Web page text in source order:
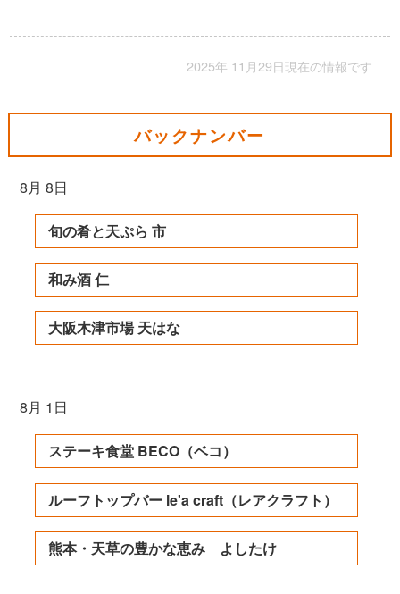
2025年 11月29日現在の情報です
バックナンバー
8月 8日
旬の肴と天ぷら 市
和み酒 仁
大阪木津市場 天はな
8月 1日
ステーキ食堂 BECO（ベコ）
ルーフトップバー le'a craft（レアクラフト）
熊本・天草の豊かな恵み よしたけ